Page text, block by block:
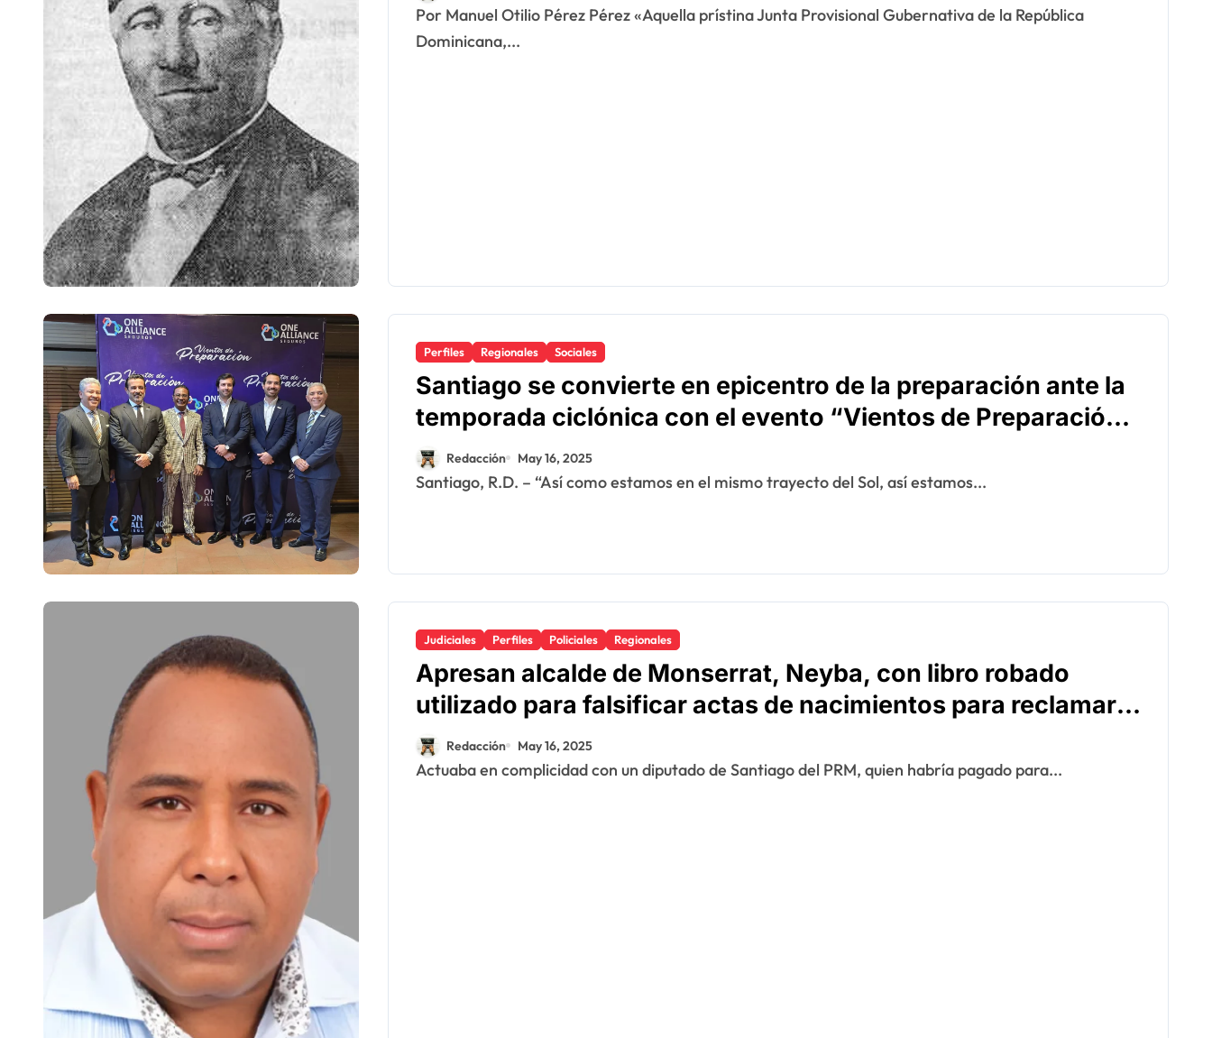
Por Manuel Otilio Pérez Pérez «Aquella prístina Junta Provisional Gubernativa de la República
Dominicana,...
Perfiles Regionales Sociales
Santiago se convierte en epicentro de la preparación ante la
temporada ciclónica con el evento “Vientos de Preparación”
de One Alliance Seguros
Redacción May 16, 2025
Santiago, R.D. – “Así como estamos en el mismo trayecto del Sol, así estamos...
Judiciales Perfiles Policiales Regionales
Apresan alcalde de Monserrat, Neyba, con libro robado
utilizado para falsificar actas de nacimientos para reclamar
tierras en punta rucia, Puerto Plata
Redacción May 16, 2025
Actuaba en complicidad con un diputado de Santiago del PRM, quien habría pagado para...